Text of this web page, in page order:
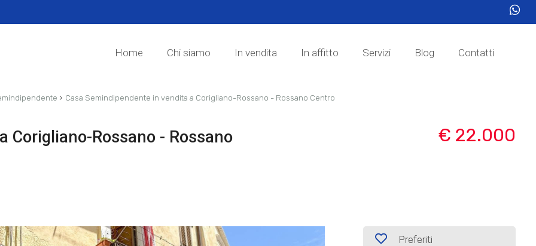
Home Chi siamo In vendita In affitto Servizi Blog Contatti
› Casa Semindipendente in vendita a Corigliano-Rossano - Rossano Centro
Corigliano-Rossano - Rossano € 22.000
Preferiti